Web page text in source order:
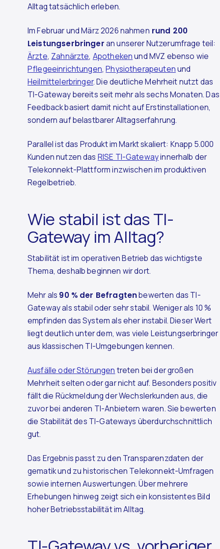
Alltag tatsächlich erleben.
Im Februar und März 2026 nahmen rund 200
Leistungserbringeran unserer Nutzerumfrage teil:
Ärzte, Zahnärzte, Apothekenund MVZ ebenso wie
Pflegeeinrichtungen,Physiotherapeutenund
Heilmittelerbringer. Die deutliche Mehrheit nutzt das
TI-Gateway bereits seit mehr als sechs Monaten. Das
Feedback basiert damit nicht auf Erstinstallationen,
sondern auf belastbarer Alltagserfahrung.
Parallel ist das Produkt im Markt skaliert: Knapp 5.000
Kunden nutzen das RISE TI-Gatewayinnerhalb der
Telekonnekt-Plattform inzwischen im produktiven
Regelbetrieb.
Wie stabil ist das TI-
Gateway im Alltag?
Stabilität ist im operativen Betrieb das wichtigste
Thema, deshalb beginnen wir dort.
Mehr als 90 % der Befragtenbewerten das TI-
Gateway als stabil oder sehr stabil. Weniger als 10 %
empfinden das System als eher instabil. Dieser Wert
liegt deutlich unter dem, was viele Leistungserbringer
aus klassischen TI-Umgebungen kennen.
Ausfälle oder Störungen treten bei der großen
Mehrheit selten oder gar nicht auf. Besonders positiv
fällt die Rückmeldung der Wechslerkunden aus, die
zuvor bei anderen TI-Anbietern waren. Sie bewerten
die Stabilität des TI-Gateways überdurchschnittlich
gut.
Das Ergebnis passt zu den Transparenzdaten der
gematik und zu historischen Telekonnekt-Umfragen
sowie internen Auswertungen. Über mehrere
Erhebungen hinweg zeigt sich ein konsistentes Bild
hoher Betriebsstabilität im Alltag.